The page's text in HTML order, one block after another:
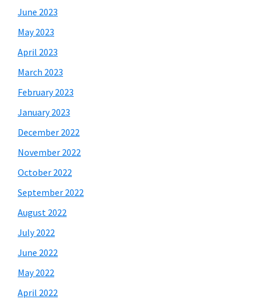
June 2023
May 2023
April 2023
March 2023
February 2023
January 2023
December 2022
November 2022
October 2022
September 2022
August 2022
July 2022
June 2022
May 2022
April 2022